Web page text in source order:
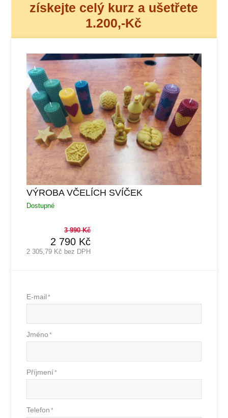
získejte celý kurz a ušetřete
1.200,-Kč
VÝROBA VČELÍCH SVÍČEK
Dostupné
3 990Kč
2 790 Kč
2 305,79 Kč bez DPH
E-mail *
Jméno *
Příjmení*
Telefon *